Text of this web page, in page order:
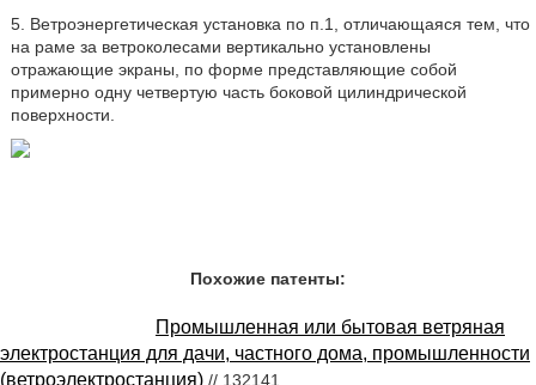
5. Ветроэнергетическая установка по п.1, отличающаяся тем, что
на раме за ветроколесами вертикально установлены
отражающие экраны, по форме представляющие собой
примерно одну четвертую часть боковой цилиндрической
поверхности.
Похожие патенты:
Промышленная или бытовая ветряная
электростанция для дачи, частного дома, промышленности
(ветроэлектростанция) // 132141